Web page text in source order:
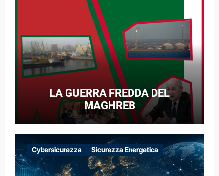
LA GUERRA FREDDA DEL
MAGHREB
Cybersicurezza Sicurezza Energetica